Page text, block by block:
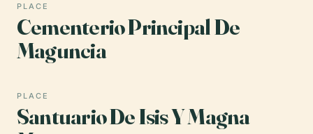
PLACE
Cementerio Principal De
Maguncia
PLACE
Santuario De Isis Y Magna